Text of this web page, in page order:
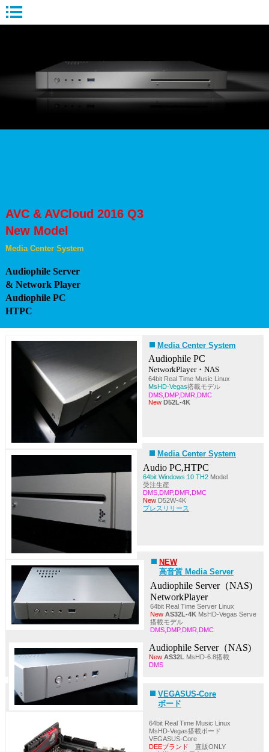
AVC & AVCloud 2016 Q3
New Model
Media Center System
Audiophile Server
& Network Player
Audiophile PC
HTPC
Media Center System
Audiophile PC
NetworkPlayer・NAS
64bit Real Time Music Linux
MsHD-Vegas搭載モデル
DMS,DMP,DMR,DMC
New D52L-4K
Media Center System
Audio PC,HTPC
64bit Windows 10 TH2 Model
受注生産
DMS,DMP,DMR,DMC
NewD52W-4K
プレスリリース
NEW
高音質 Media Server
Audiophile Server（NAS)
NetworkPlayer
64bit Real Time Server Linux
New AS32L-4KMsHD-Vegas Serve
搭載モデル
DMS,DMP,DMR,DMC
Audiophile Server（NAS)
New AS32L MsHD-6.8搭載
DMS
VEGASUS-Core
ボード
64bit Real Time Music Linux
MsHD-Vegas搭載ボード
VEGASUS-Core
DEEブランド 直販ONLY